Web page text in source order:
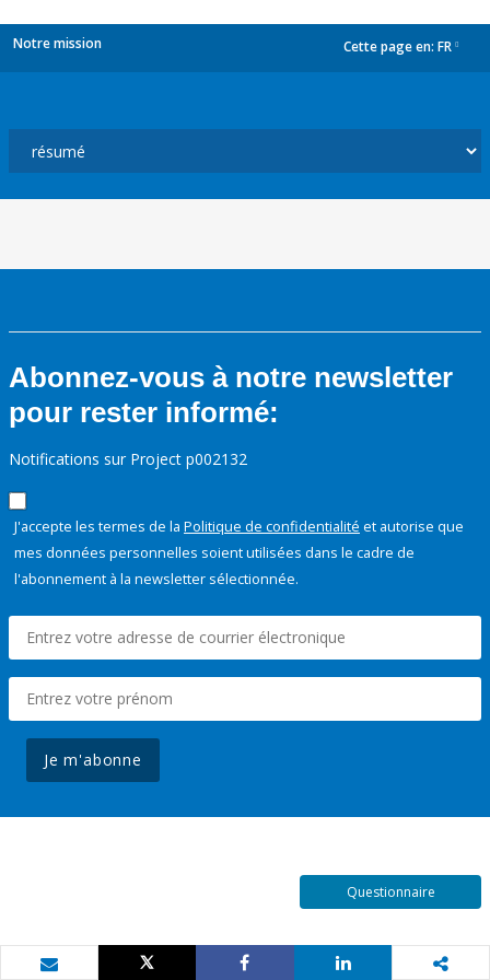
Notre mission Cette page en: FR
Abonnez-vous à notre newsletter
pour rester informé:
Notifications sur Project p002132
J'accepte les termes de la Politique de confidentialité et autorise que
mes données personnelles soient utilisées dans le cadre de
l'abonnement à la newsletter sélectionnée.
Je m'abonne
Questionnaire